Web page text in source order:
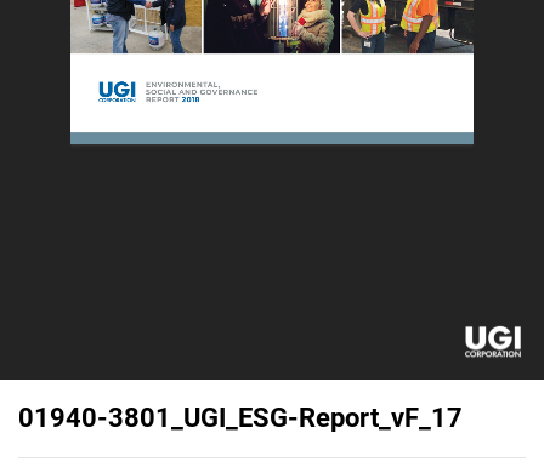
01940-3801_UGI_ESG-Report_vF_17